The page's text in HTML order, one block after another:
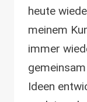
heute
meinem
immer
Ideen